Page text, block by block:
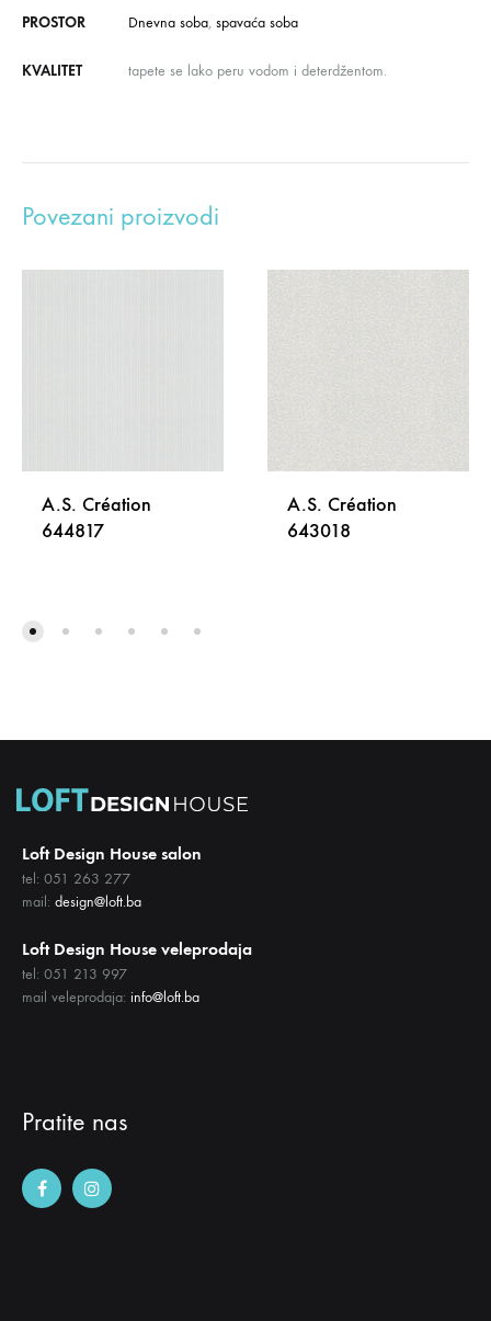
PROSTOR Dnevna soba, spavaća soba
KVALITET tapete se lako peru vodom i deterdžentom.
Povezani proizvodi
A.S. Création
644817
A.S. Création
643018
Loft Design House salon
tel: 051 263 277
mail: design@loft.ba
Loft Design House veleprodaja
tel: 051 213 997
mail veleprodaja: info@loft.ba
Pratite nas